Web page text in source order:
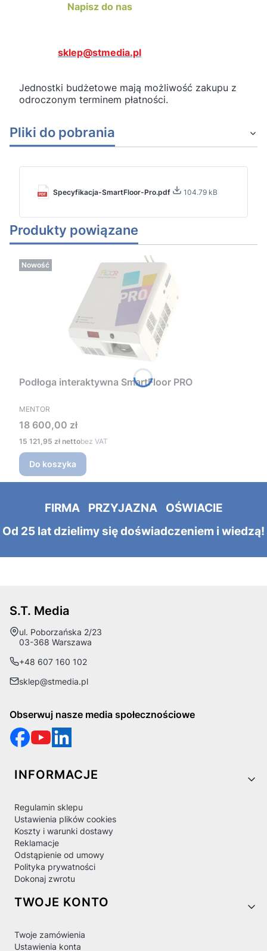
Napisz do nas
sklep@stmedia.pl
Jednostki budżetowe mają możliwość zakupu z
odroczonym terminem płatności.
Pliki do pobrania
Specyfikacja-SmartFloor-Pro.pdf 104.79 kB
Produkty powiązane
Nowość
Podłoga interaktywna SmartFloor PRO
PRODUCENT
MENTOR
Cena
18 600,00 zł
Cena
15 121,95 zł bez VAT
Do koszyka
FIRMA PRZYJAZNA OŚWIACIE
Od 25 lat dzielimy się doświadczeniem i wiedzą!
S.T. Media
Adres:
ul. Poborzańska 2/23
03-368 Warszawa
+48 607 160 102
sklep@stmedia.pl
Obserwuj nasze media społecznościowe
Linki w stopce
INFORMACJE
Regulamin sklepu
Ustawienia plików cookies
Koszty i warunki dostawy
Reklamacje
Odstąpienie od umowy
Polityka prywatności
Dokonaj zwrotu
TWOJE KONTO
Twoje zamówienia
Ustawienia konta